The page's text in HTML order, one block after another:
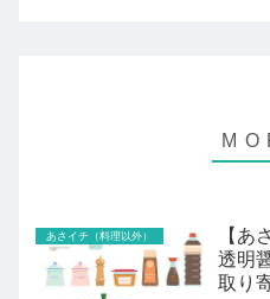
あさイチ（料理以外）
【あ
透明
取り